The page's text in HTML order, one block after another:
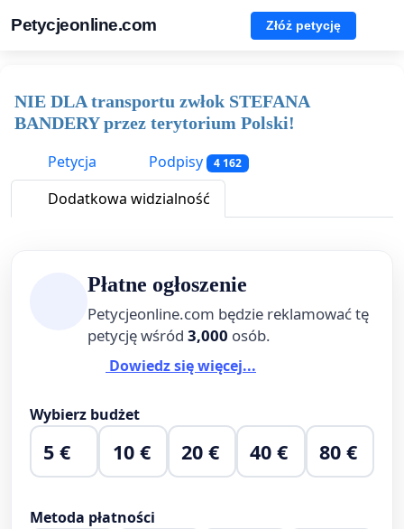
Petycjeonline.com Złóż petycję
NIE DLA transportu zwłok STEFANA
BANDERY przez terytorium Polski!
Petycja
Podpisy 4 162
Dodatkowa widzialność
Płatne ogłoszenie
Petycjeonline.com będzie reklamować tę
petycję wśród 3,000 osób.
Dowiedz się więcej...
Wybierz budżet
5 € 10 € 20 € 40 € 80 €
Metoda płatności